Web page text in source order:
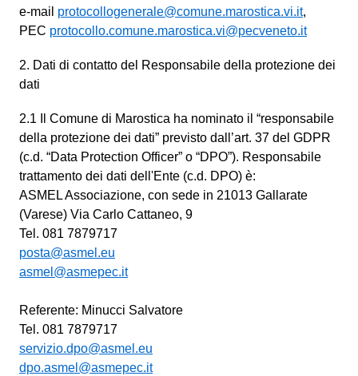
e-mail protocollogenerale@comune.marostica.vi.it,
PEC protocollo.comune.marostica.vi@pecveneto.it
2. Dati di contatto del Responsabile della protezione dei
dati
2.1 Il Comune di Marostica ha nominato il “responsabile
della protezione dei dati” previsto dall’art. 37 del GDPR
(c.d. “Data Protection Officer” o “DPO”). Responsabile
trattamento dei dati dell'Ente (c.d. DPO) è:
ASMEL Associazione, con sede in 21013 Gallarate
(Varese) Via Carlo Cattaneo, 9
Tel. 081 7879717
posta@asmel.eu
asmel@asmepec.it
Referente: Minucci Salvatore
Tel. 081 7879717
servizio.dpo@asmel.eu
dpo.asmel@asmepec.it